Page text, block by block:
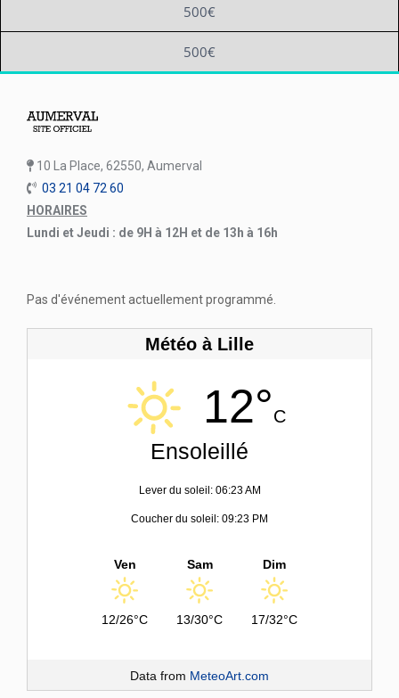
500€
500€
10 La Place, 62550, Aumerval
03 21 04 72 60
HORAIRES
Lundi et Jeudi : de 9H à 12H et de 13h à 16h
Pas d'événement actuellement programmé.
Météo à Lille
12°C
Ensoleillé
Lever du soleil: 06:23 AM
Coucher du soleil: 09:23 PM
Ven
12/26°C
Sam
13/30°C
Dim
17/32°C
Data from MeteoArt.com